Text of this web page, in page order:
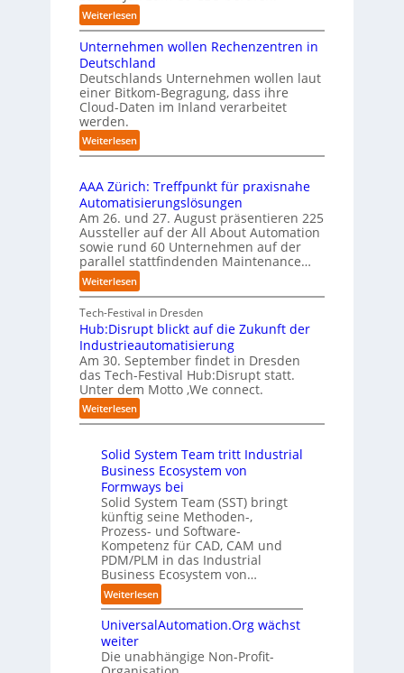
z
I
n
e
x
a
a
t
z
1
7
k
t
o
n
m
i
t
n
a
t
v
e
r
E
d
g
e
-
I
n
t
e
l
l
i
g
n
z
m
t
u
f
d
i
I
m
e
m
e
n
t
i
e
r
u
n
g
a
n
“
Weiterlesen:
C
y
b
u
s
b
r
u
t
S
t
e
f
a
n
S
h
w
a
b
z
u
m
C
-
C
E
O
Unternehmen wollen Rechenzentren in
Deutschland
Deutschlands Unternehmen wollen laut
einer Bitkom-Begragung, dass ihre
Cloud-Daten im Inland verarbeitet
werden.
Weiterlesen:
U
t
e
r
n
e
h
m
e
n
w
o
l
l
e
n
R
h
e
n
z
e
n
t
r
e
n
n
D
e
AAA Zürich: Treffpunkt für praxisnahe
Automatisierungslösungen
Am 26. und 27. August präsentieren 225
Aussteller auf der All About Automation
sowie rund 60 Unternehmen auf der
parallel stattfindenden Maintenance…
Weiterlesen:
A
A
A
Z
ü
r
i
c
h
T
e
f
f
p
u
n
k
t
f
r
p
r
Tech-Festival in Dresden
Hub:Disrupt blickt auf die Zukunft der
Industrieautomatisierung
Am 30. September findet in Dresden
das Tech-Festival Hub:Disrupt statt.
Unter dem Motto ‚We connect.
Weiterlesen:
H
b
:
D
i
s
r
u
p
t
b
l
i
c
k
t
Solid System Team tritt Industrial
Business Ecosystem von
Formways bei
Solid System Team (SST) bringt
künftig seine Methoden-,
Prozess- und Software-
Kompetenz für CAD, CAM und
PDM/PLM in das Industrial
Business Ecosystem von…
Weiterlesen:
S
o
i
d
UniversalAutomation.Org wächst
weiter
Die unabhängige Non-Profit-